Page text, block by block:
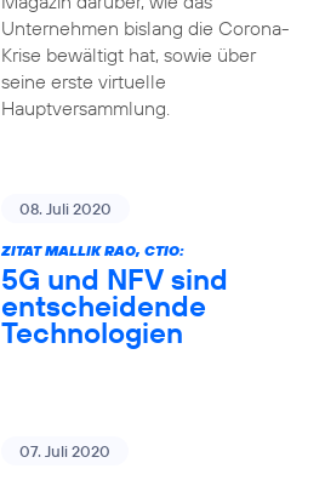
Unternehmen bislang die Corona-
Krise bewältigt hat, sowie über
seine erste virtuelle
Hauptversammlung.
08. Juli 2020
ZITAT MALLIK RAO, CTIO:
5G und NFV sind
entscheidende
Technologien
07. Juli 2020